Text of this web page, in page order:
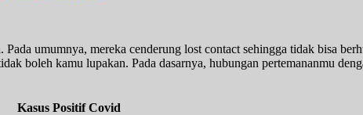
umumnya, mereka cenderung lost contact sehingga tidak bisa
boleh kamu lupakan. Pada dasarnya, hubungan pertemananmu
Kasus Positif Covid